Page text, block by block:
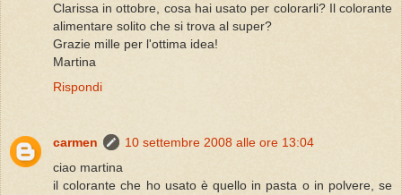
Clarissa in ottobre, cosa hai usato per colorarli? Il colorante
alimentare solito che si trova al super?
Grazie mille per l'ottima idea!
Martina
Rispondi
carmen
10 settembre 2008 alle ore 13:04
ciao martina
il colorante che ho usato è quello in pasta o in polvere, se